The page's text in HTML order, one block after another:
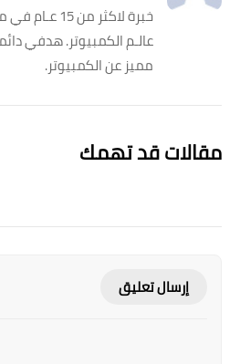
خبرة لاكثر
عالـم الكمبيوتر. هدفي
مميز عن الكمبيوتر.
مقالات قد تهمك
إرسال تعليق